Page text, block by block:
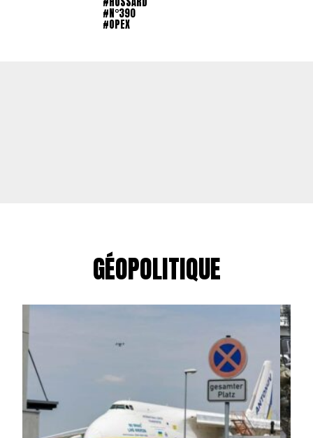
#N°390
#OPEX
GÉOPOLITIQUE